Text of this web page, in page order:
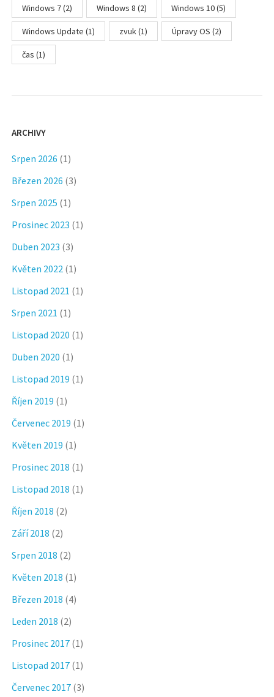
Windows 7(2) Windows 8 (2) Windows 10(5)
Windows Update (1) zvuk(1) Úpravy OS (2)
čas (1)
ARCHIVY
Srpen 2026 (1)
Březen 2026 (3)
Srpen 2025 (1)
Prosinec 2023 (1)
Duben 2023 (3)
Květen 2022 (1)
Listopad 2021 (1)
Srpen 2021 (1)
Listopad 2020 (1)
Duben 2020 (1)
Listopad 2019 (1)
Říjen 2019 (1)
Červenec 2019 (1)
Květen 2019 (1)
Prosinec 2018 (1)
Listopad 2018 (1)
Říjen 2018 (2)
Září 2018 (2)
Srpen 2018 (2)
Květen 2018 (1)
Březen 2018 (4)
Leden 2018 (2)
Prosinec 2017 (1)
Listopad 2017 (1)
Červenec 2017 (3)